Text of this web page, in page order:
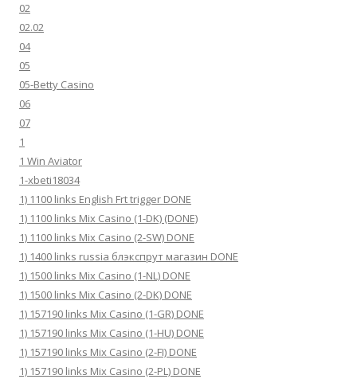
02
02.02
04
05
05-Betty Casino
06
07
1
1 Win Aviator
1-xbeti18034
1) 1100 links English Frt trigger DONE
1) 1100 links Mix Casino (1-DK) (DONE)
1) 1100 links Mix Casino (2-SW) DONE
1) 1400 links russia блэкспрут магазин DONE
1) 1500 links Mix Casino (1-NL) DONE
1) 1500 links Mix Casino (2-DK) DONE
1) 157190 links Mix Casino (1-GR) DONE
1) 157190 links Mix Casino (1-HU) DONE
1) 157190 links Mix Casino (2-FI) DONE
1) 157190 links Mix Casino (2-PL) DONE